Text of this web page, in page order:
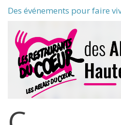
Des événements pour faire